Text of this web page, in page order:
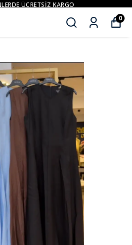
ÜCRETSIZ KARGO
0